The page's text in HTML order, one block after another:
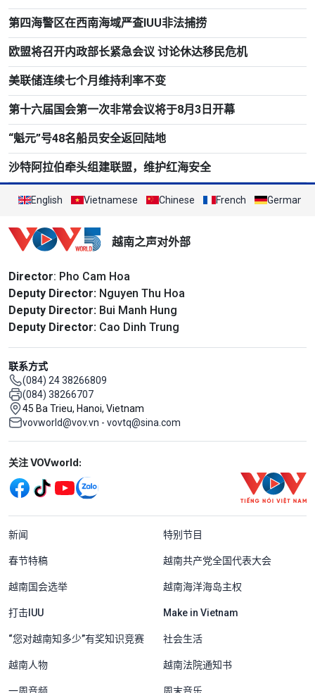
第四海警区在西南海域严查IUU非法捕捞
欧盟将召开内政部长紧急会议 讨论休达移民危机
美联储连续七个月维持利率不变
第十六届国会第一次非常会议将于8月3日开幕
“魁元”号48名船员安全返回陆地
沙特阿拉伯牵头组建联盟，维护红海安全
English Vietnamese Chinese French German
越南之声对外部
Director: Pho Cam Hoa
Deputy Director: Nguyen Thu Hoa
Deputy Director: Bui Manh Hung
Deputy Director: Cao Dinh Trung
联系方式
(084) 24 38266809
(084) 38266707
45 Ba Trieu, Hanoi, Vietnam
vovworld@vov.vn - vovtq@sina.com
Mạng xã hội
关注 VOVworld:
Menu footer tiếng Trung Quốc
新闻 特别节目
春节特稿 越南共产党全国代表大会
越南国会选举 越南海洋海岛主权
打击IUU Make in Vietnam
“您对越南知多少”有奖知识竞赛 社会生活
越南人物 越南法院通知书